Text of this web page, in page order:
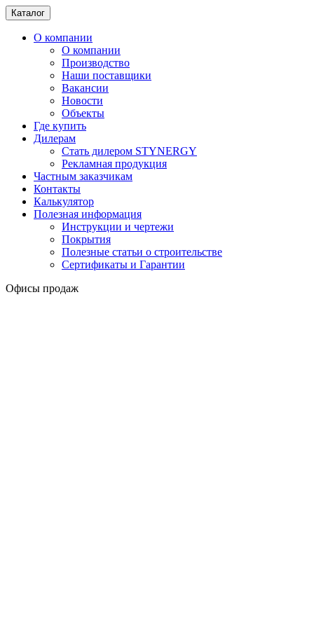
Каталог
О компании
О компании
Производство
Наши поставщики
Вакансии
Новости
Объекты
Где купить
Дилерам
Стать дилером STYNERGY
Рекламная продукция
Частным заказчикам
Контакты
Калькулятор
Полезная информация
Инструкции и чертежи
Покрытия
Полезные статьи о строительстве
Сертификаты и Гарантии
Офисы продаж